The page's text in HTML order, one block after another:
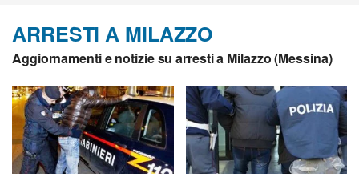
ARRESTI A MILAZZO
Aggiornamenti e notizie su arresti a Milazzo (Messina)